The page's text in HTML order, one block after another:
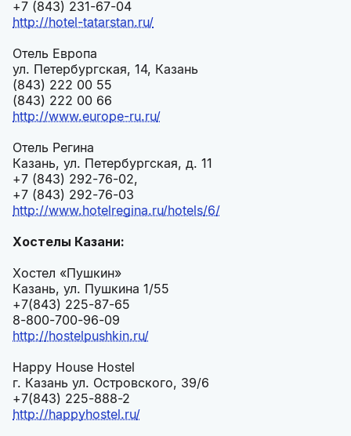
+7 (843) 231-67-04
http://hotel-tatarstan.ru/
Отель Европа
ул. Петербургская, 14, Казань
(843) 222 00 55
(843) 222 00 66
http://www.europe-ru.ru/
Отель Регина
Казань, ул. Петербургская, д. 11
+7 (843) 292-76-02,
+7 (843) 292-76-03
http://www.hotelregina.ru/hotels/6/
Хостелы Казани:
Хостел «Пушкин»
Казань, ул. Пушкина 1/55
+7(843) 225-87-65
8-800-700-96-09
http://hostelpushkin.ru/
Happy House Hostel
г. Казань ул. Островского, 39/6
+7(843) 225-888-2
http://happyhostel.ru/